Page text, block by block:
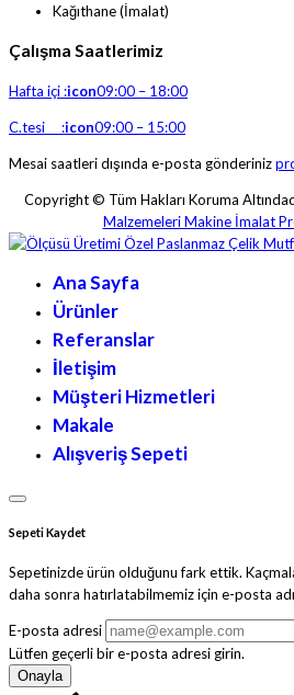
Kağıthane (İmalat)
Çalışma Saatlerimiz
Hafta içi :icon09:00 – 18:00
C.tesi :icon09:00 – 15:00
Mesai saatleri dışında e-posta gönderiniz
Copyright © Tüm Hakları Koruma
Malzemeleri Makine İmalat
Ana Sayfa
Ürünler
Referanslar
İletişim
Müşteri Hizmetleri
Makale
Alışveriş Sepeti
Sepeti Kaydet
Sepetinizde ürün olduğunu fark ettik.
daha sonra hatırlatabilmemiz için e-posta
E-posta adresi
Lütfen geçerli bir e-posta adresi girin.
Onayla